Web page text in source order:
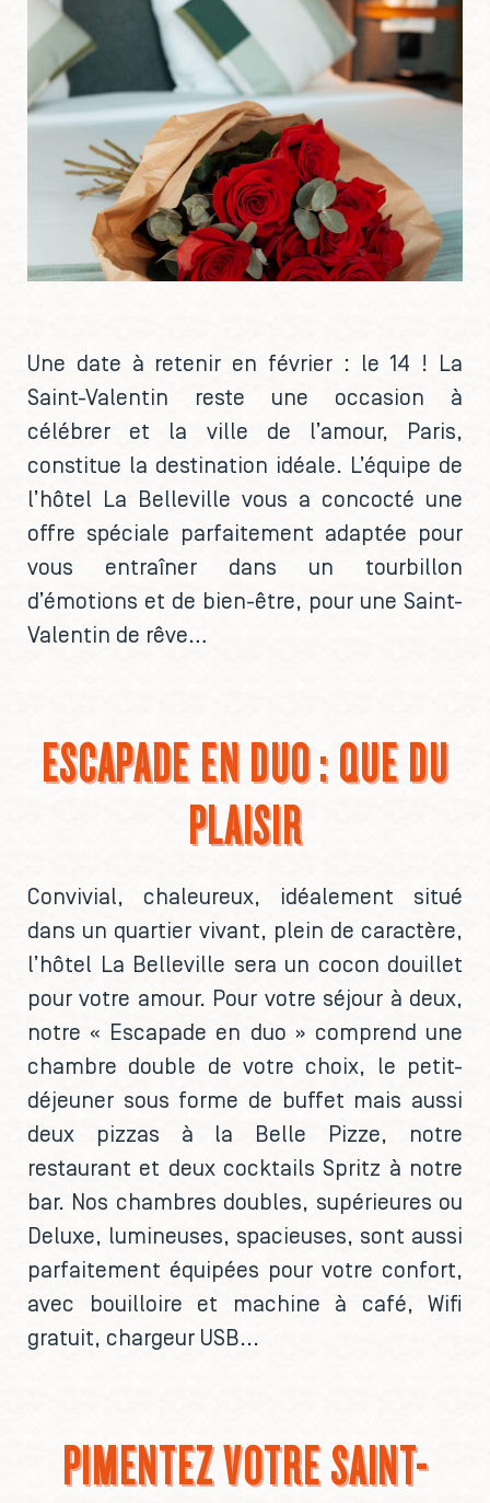
Une date à retenir en février : le 14 ! La
Saint-Valentin reste une occasion à
célébrer et la ville de l’amour, Paris,
constitue la destination idéale. L’équipe de
l’hôtel La Belleville vous a concocté une
offre spéciale parfaitement adaptée pour
vous entraîner dans un tourbillon
d’émotions et de bien-être, pour une Saint-
Valentin de rêve…
ESCAPADE EN DUO : QUE DU
PLAISIR
Convivial, chaleureux, idéalement situé
dans un quartier vivant, plein de caractère,
l’hôtel La Belleville sera un cocon douillet
pour votre amour. Pour votre séjour à deux,
notre « Escapade en duo » comprend une
chambre double de votre choix, le petit-
déjeuner sous forme de buffet mais aussi
deux pizzas à la Belle Pizze, notre
restaurant et deux cocktails Spritz à notre
bar. Nos chambres doubles, supérieures ou
Deluxe, lumineuses, spacieuses, sont aussi
parfaitement équipées pour votre confort,
avec bouilloire et machine à café, Wifi
gratuit, chargeur USB...
PIMENTEZ VOTRE SAINT-